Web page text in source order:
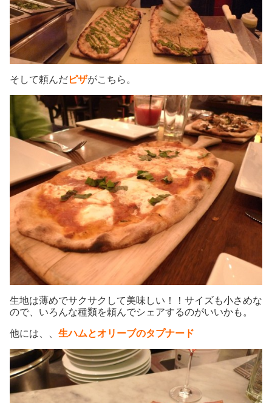
そして頼んだピザがこちら。
生地は薄めでサクサクして美味しい！！サイズも小さめな
ので、いろんな種類を頼んでシェアするのがいいかも。
他には、、 生ハムとオリーブのタプナード